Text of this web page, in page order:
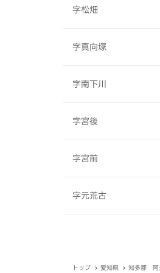
字松畑
字真向塚
字南下川
字宮後
字宮前
字元荒古
トップ 愛知県 知多郡 阿